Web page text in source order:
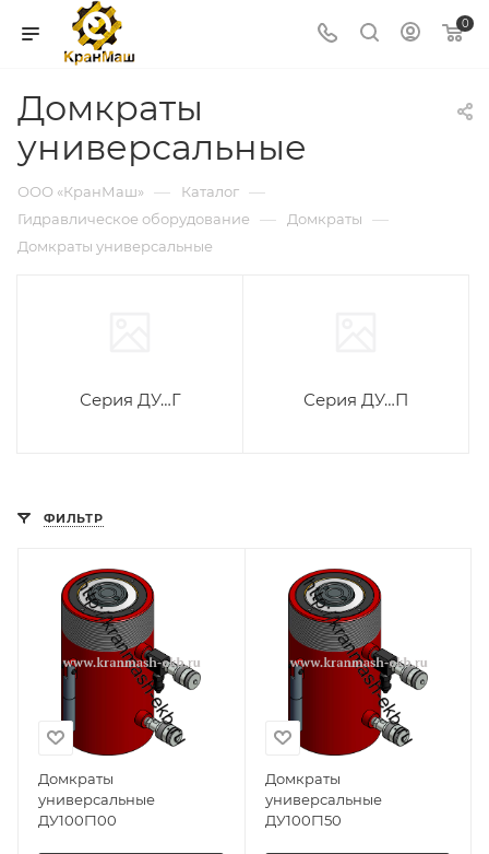
0
Домкраты
универсальные
ООО «КранМаш» — Каталог —
Гидравлическое оборудование — Домкраты —
Домкраты универсальные
Серия ДУ…Г Серия ДУ…П
ФИЛЬТР
Домкраты
универсальные
ДУ100Г100
Домкраты
универсальные
ДУ100Г150